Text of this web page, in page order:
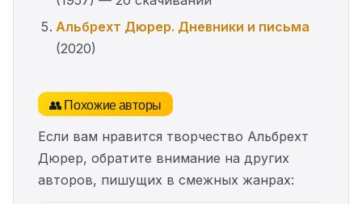
Альбрехт Дюрер. Дневники и письма
(2020)
👥 Похожие авторы
Если вам нравится творчество Альбрехт
Дюрер, обратите внимание на других
авторов, пишущих в смежных жанрах: